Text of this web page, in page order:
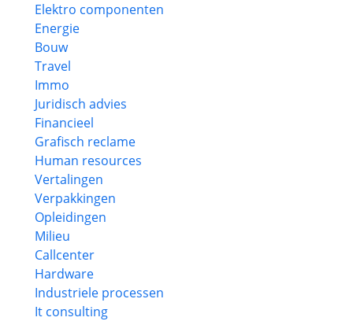
Elektro componenten
Energie
Bouw
Travel
Immo
Juridisch advies
Financieel
Grafisch reclame
Human resources
Vertalingen
Verpakkingen
Opleidingen
Milieu
Callcenter
Hardware
Industriele processen
It consulting